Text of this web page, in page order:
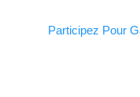
Participez Pour